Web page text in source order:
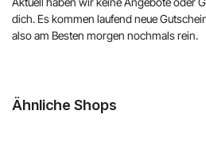
Notino
reifen.com
Hello Fresh
Sonderaktionen
dich. Es kommen laufend neue
also am Besten morgen nochmals rein.
Ähnliche Shops